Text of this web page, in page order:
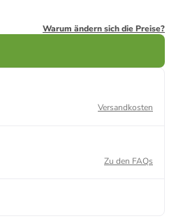
Warum ändern sich die Preise?
Versandkosten
Zu den FAQs